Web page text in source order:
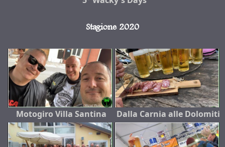
Stagione 2020
Motogiro Villa Santina Dalla Carnia alle Dolomiti